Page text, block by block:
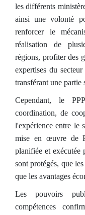
les différents
ainsi une volonté
renforcer le
réalisation de
régions, profiter des
expertises du
transférant une partie
Cependant, le
coordination, de
l'expérience entre le
mise en œuvre de
planifiée et exécutée
sont protégés, que
que les avantages
Les pouvoirs
compétences